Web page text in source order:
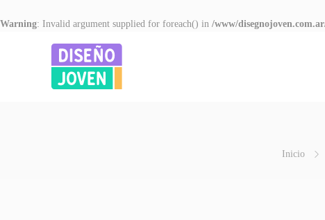
Warning: Invalid argument supplied for foreach() in /www/
Inicio